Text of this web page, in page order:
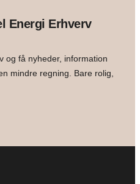
Energi Erhverv
og få nyheder, information
mindre regning. Bare rolig,